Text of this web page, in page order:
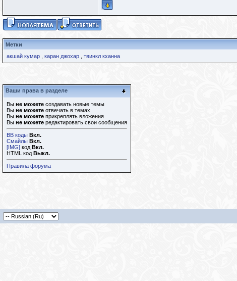
Метки
акшай кумар
каран джохар твинкл кханна
Ваши права в разделе
Вы не можете создавать новые темы
Вы не можете отвечать в темах
Вы не можете прикреплять вложения
Вы не можете редактировать свои сообщения
BB коды Вкл.
Смайлы Вкл.
[IMG] код Вкл.
HTML код Выкл.
Правила форума